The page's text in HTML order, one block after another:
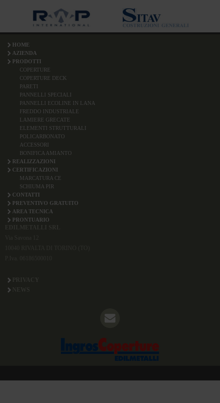
HOME
AZIENDA
PRODOTTI
COPERTURE
COPERTURE DECK
PARETI
PANNELLI SPECIALI
PANNELLI ECOLINE IN LANA
FREDDO INDUSTRIALE
LAMIERE GRECATE
ELEMENTI STRUTTURALI
POLICARBONATO
ACCESSORI
BONIFICA AMIANTO
REALIZZAZIONI
CERTIFICAZIONI
MARCATURA CE
SCHIUMA PIR
CONTATTI
PREVENTIVO GRATUITO
AREA TECNICA
PRONTUARIO